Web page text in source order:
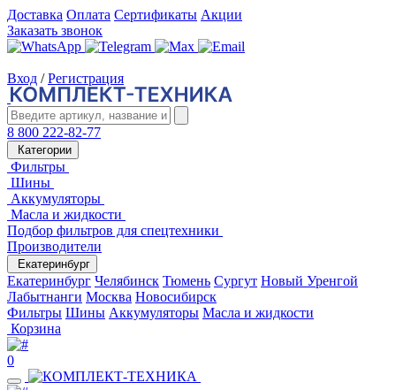
Доставка Оплата Сертификаты Акции
Заказать звонок
Вход / Регистрация
8 800 222-82-77
Категории
Фильтры
Шины
Аккумуляторы
Масла и жидкости
Подбор фильтров для спецтехники
Производители
Екатеринбург
Екатеринбург Челябинск Тюмень Сургут Новый Уренгой
Лабытнанги Москва Новосибирск
Фильтры Шины Аккумуляторы Масла и жидкости
Корзина
0